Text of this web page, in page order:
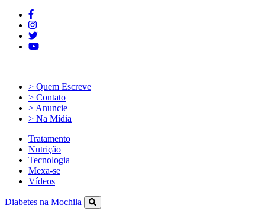
> Quem Escreve
> Contato
> Anuncie
> Na Mídia
Tratamento
Nutrição
Tecnologia
Mexa-se
Vídeos
Diabetes na Mochila